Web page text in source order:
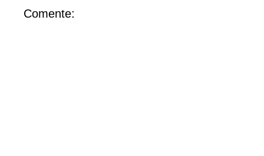
Comente: